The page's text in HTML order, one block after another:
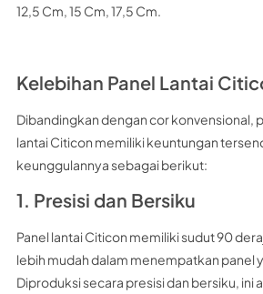
12,5 Cm, 15 Cm, 17,5 Cm.
Kelebihan Panel Lantai
Dibandingkan dengan cor konvensional,
lantai Citicon memiliki keuntungan
keunggulannya sebagai berikut:
1. Presisi dan Bersiku
Panel lantai Citicon memiliki sudut 90
lebih mudah dalam menempatkan panel
Diproduksi secara presisi dan bersiku, ini